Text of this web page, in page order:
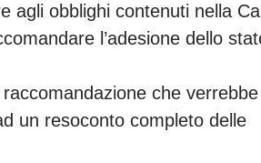
agli obblighi contenuti nella
l’adesione dello
che verrebbe
un resoconto completo delle